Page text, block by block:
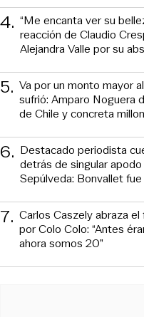
4. “Me encanta ver su
reacción de Claudio
Alejandra Valle por su
5. Va por un monto mayor
sufrió: Amparo Noguera
de Chile y concreta
6. Destacado periodista
detrás de singular
Sepúlveda: Bonvallet
7. Carlos Caszely abraza
por Colo Colo: “Antes
ahora somos 20”